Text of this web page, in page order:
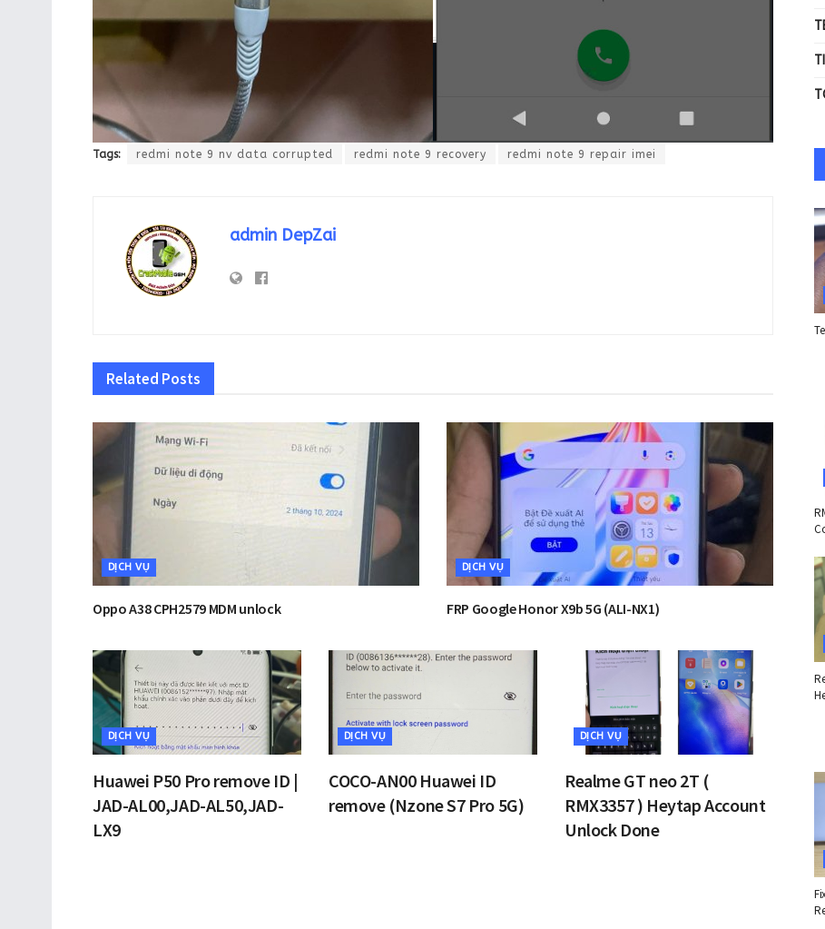
Tags: redmi note 9 nv data corrupted redmi note 9 recovery redmi note 9 repair imei
admin DepZai
Related Posts
DỊCH VỤ
Oppo A38 CPH2579 MDM unlock
DỊCH VỤ
FRP Google Honor X9b 5G (ALI-NX1)
DỊCH VỤ
Huawei P50 Pro remove ID |
JAD-AL00,JAD-AL50,JAD-
LX9
DỊCH VỤ
COCO-AN00 Huawei ID
remove (Nzone S7 Pro 5G)
DỊCH VỤ
Realme GT neo 2T (
RMX3357 ) Heytap Account
Unlock Done